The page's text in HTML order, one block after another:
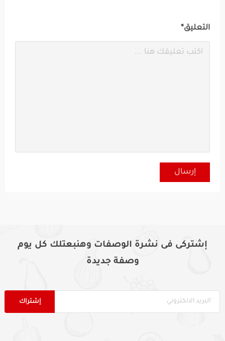
التعليق*
إشتركى فى نشرة الوصفات وهنبعتلك كل يوم
وصفة جديدة